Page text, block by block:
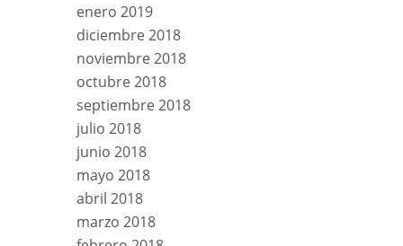
enero 2019
diciembre 2018
noviembre 2018
octubre 2018
septiembre 2018
julio 2018
junio 2018
mayo 2018
abril 2018
marzo 2018